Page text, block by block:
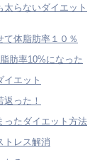
らないダイエット
体脂肪率１０％
肪率10%になった
イエット
った！
ったダイエット方法
トレス解消